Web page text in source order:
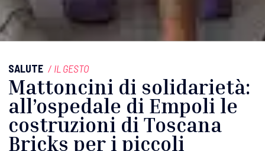
SALUTE / IL GESTO
Mattoncini di solidarietà:
all’ospedale di Empoli le
costruzioni di Toscana
Bricks per i piccoli